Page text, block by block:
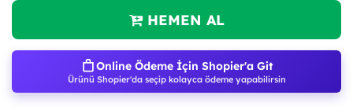
HEMEN AL
Online Ödeme İçin Shopier'a Git
Ürünü Shopier'da seçip kolayca ödeme yapabilirsin